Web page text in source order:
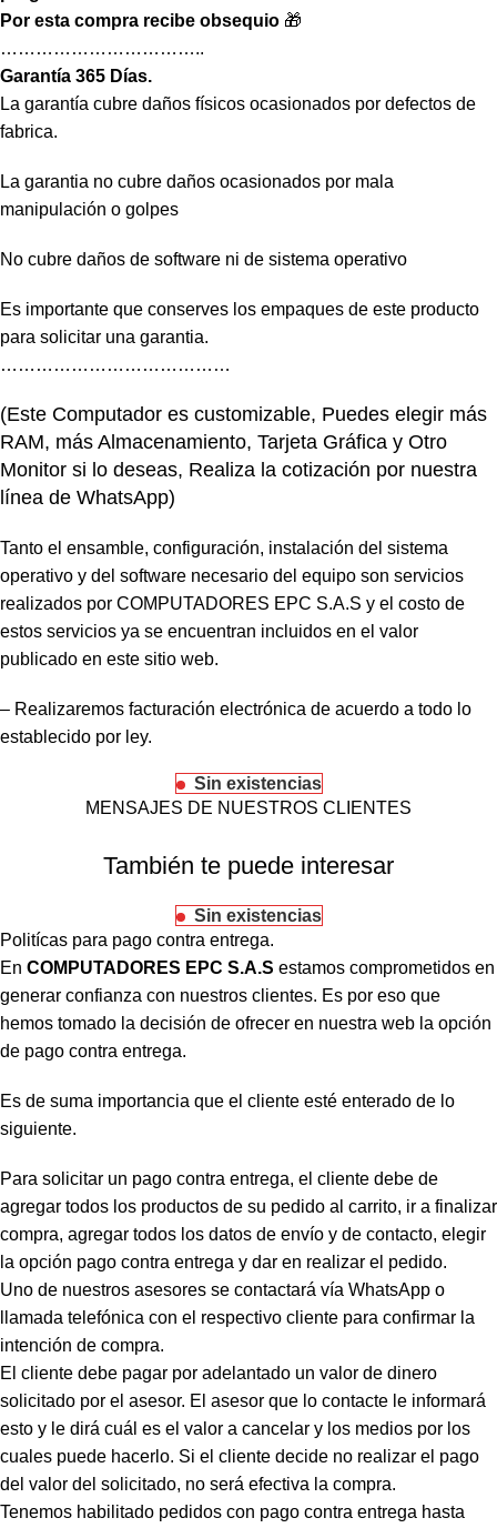
Por esta compra recibe obsequio 🎁
……………………………..
Garantía 365 Días.
La garantía cubre daños físicos ocasionados por defectos de
fabrica.
La garantia no cubre daños ocasionados por mala
manipulación o golpes
No cubre daños de software ni de sistema operativo
Es importante que conserves los empaques de este producto
para solicitar una garantia.
…………………………………
(Este Computador es customizable, Puedes elegir más
RAM, más Almacenamiento, Tarjeta Gráfica y Otro
Monitor si lo deseas, Realiza la cotización por nuestra
línea de WhatsApp)
Tanto el ensamble, configuración, instalación del sistema
operativo y del software necesario del equipo son servicios
realizados por COMPUTADORES EPC S.A.S y el costo de
estos servicios ya se encuentran incluidos en el valor
publicado en este sitio web.
– Realizaremos facturación electrónica de acuerdo a todo lo
establecido por ley.
Sin existencias
MENSAJES DE NUESTROS CLIENTES
También te puede interesar
Sin existencias
Politícas para pago contra entrega.
En COMPUTADORES EPC S.A.S estamos comprometidos en
generar confianza con nuestros clientes. Es por eso que
hemos tomado la decisión de ofrecer en nuestra web la opción
de pago contra entrega.
Es de suma importancia que el cliente esté enterado de lo
siguiente.
Para solicitar un pago contra entrega, el cliente debe de
agregar todos los productos de su pedido al carrito, ir a finalizar
compra, agregar todos los datos de envío y de contacto, elegir
la opción pago contra entrega y dar en realizar el pedido.
Uno de nuestros asesores se contactará vía WhatsApp o
llamada telefónica con el respectivo cliente para confirmar la
intención de compra.
El cliente debe pagar por adelantado un valor de dinero
solicitado por el asesor. El asesor que lo contacte le informará
esto y le dirá cuál es el valor a cancelar y los medios por los
cuales puede hacerlo. Si el cliente decide no realizar el pago
del valor del solicitado, no será efectiva la compra.
Tenemos habilitado pedidos con pago contra entrega hasta